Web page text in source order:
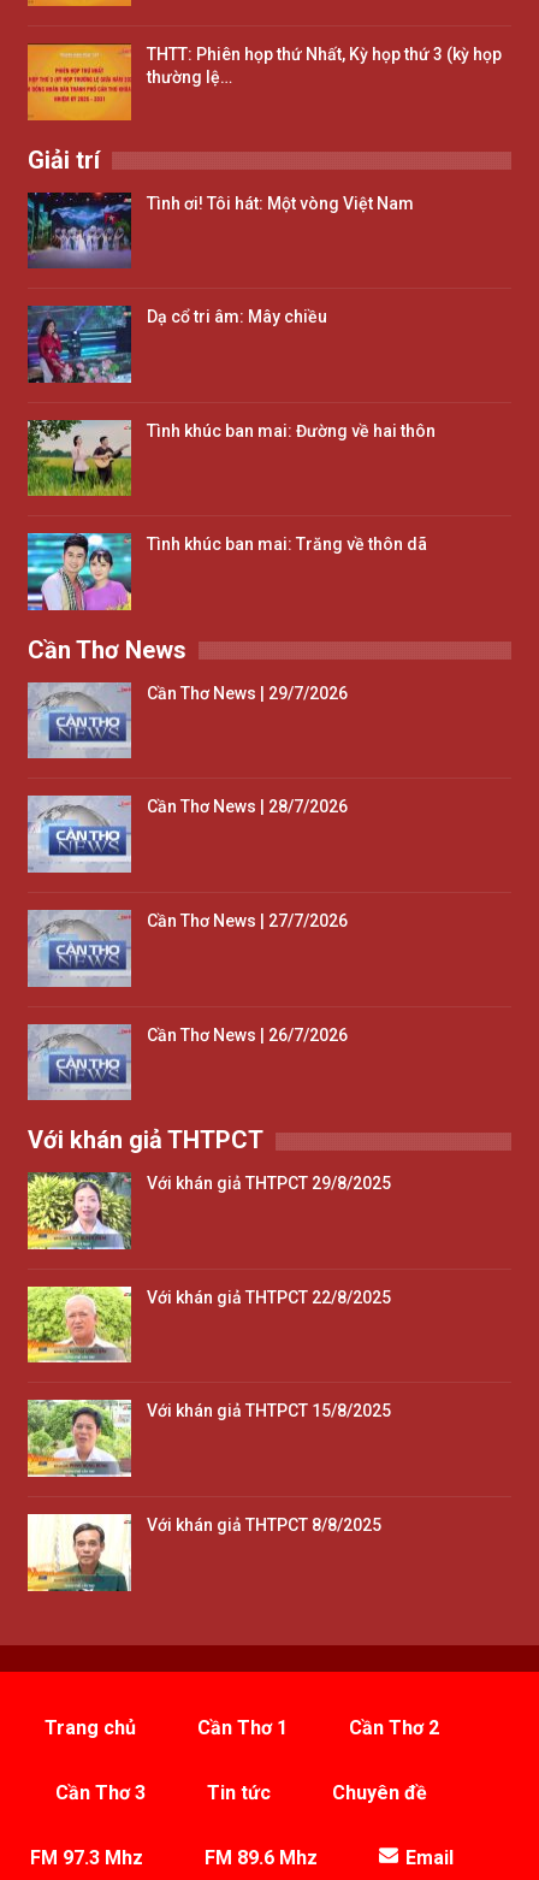
THTT: Phiên họp thứ Nhất, Kỳ họp thứ 3 (kỳ họp
thường lệ…
Giải trí
Tình ơi! Tôi hát: Một vòng Việt Nam
Dạ cổ tri âm: Mây chiều
Tình khúc ban mai: Đường về hai thôn
Tình khúc ban mai: Trăng về thôn dã
Cần Thơ News
Cần Thơ News | 29/7/2026
Cần Thơ News | 28/7/2026
Cần Thơ News | 27/7/2026
Cần Thơ News | 26/7/2026
Với khán giả THTPCT
Với khán giả THTPCT 29/8/2025
Với khán giả THTPCT 22/8/2025
Với khán giả THTPCT 15/8/2025
Với khán giả THTPCT 8/8/2025
Trang chủ Cần Thơ 1 Cần Thơ 2
Cần Thơ 3 Tin tức Chuyên đề
FM 97.3 Mhz FM 89.6 Mhz Email